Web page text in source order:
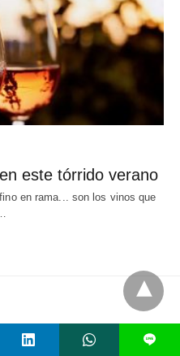
este tórrido verano
en rama... son los vinos que
L